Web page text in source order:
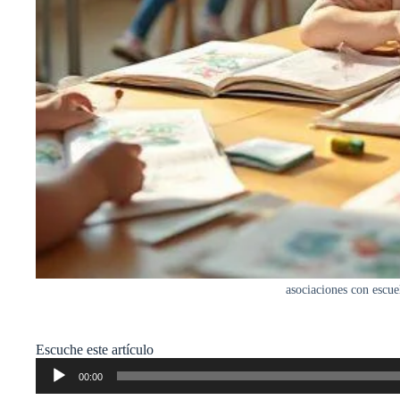
asociaciones con
Escuche este artículo
Reproductor
audio
00:00